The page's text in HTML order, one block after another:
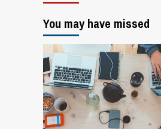
You may have missed